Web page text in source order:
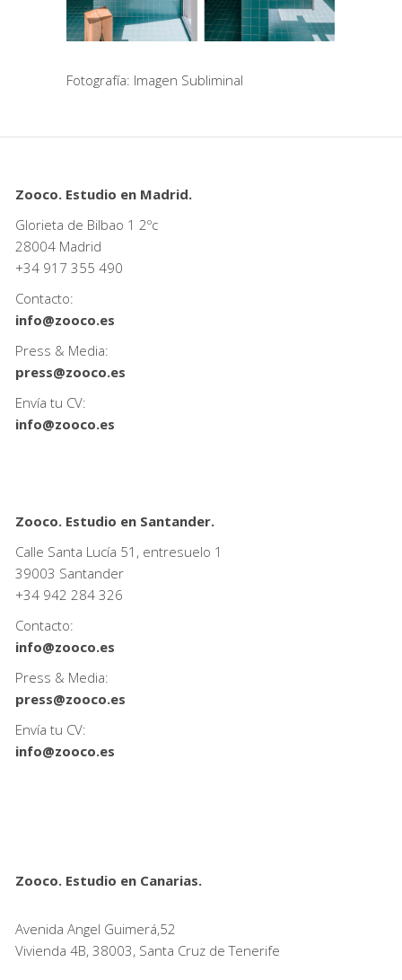
Fotografía: Imagen Subliminal
Zooco. Estudio en Madrid.
Glorieta de Bilbao 1 2ºc
28004 Madrid
+34 917 355 490
Contacto:
info@zooco.es
Press & Media:
press@zooco.es
Envía tu CV:
info@zooco.es
Zooco. Estudio en Santander.
Calle Santa Lucía 51, entresuelo 1
39003 Santander
+34 942 284 326
Contacto:
info@zooco.es
Press & Media:
press@zooco.es
Envía tu CV:
info@zooco.es
Zooco. Estudio en Canarias.
Avenida Angel Guimerá,52
Vivienda 4B, 38003, Santa Cruz de Tenerife